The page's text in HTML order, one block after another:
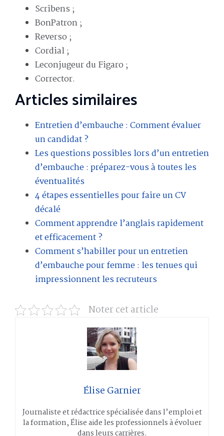
Scribens ;
BonPatron ;
Reverso ;
Cordial ;
Leconjugeur du Figaro ;
Corrector.
Articles similaires
Entretien d’embauche : Comment évaluer
un candidat ?
Les questions possibles lors d’un entretien
d’embauche : préparez-vous à toutes les
éventualités
4 étapes essentielles pour faire un CV
décalé
Comment apprendre l’anglais rapidement
et efficacement ?
Comment s’habiller pour un entretien
d’embauche pour femme : les tenues qui
impressionnent les recruteurs
Noter cet article
Élise Garnier
Journaliste et rédactrice spécialisée dans l’emploi et
la formation, Élise aide les professionnels à évoluer
dans leurs carrières.